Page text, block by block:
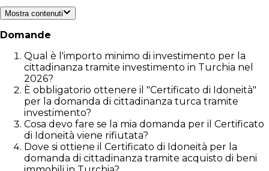
Mostra contenuti
Domande
Qual è l'importo minimo di investimento per la
cittadinanza tramite investimento in Turchia nel
2026?
È obbligatorio ottenere il "Certificato di Idoneità"
per la domanda di cittadinanza turca tramite
investimento?
Cosa devo fare se la mia domanda per il Certificato
di Idoneità viene rifiutata?
Dove si ottiene il Certificato di Idoneità per la
domanda di cittadinanza tramite acquisto di beni